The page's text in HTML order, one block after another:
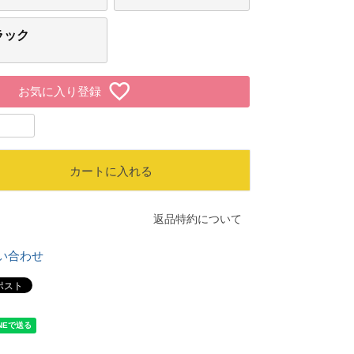
ック
お気に入り登録
カートに入れる
返品特約について
合わせ